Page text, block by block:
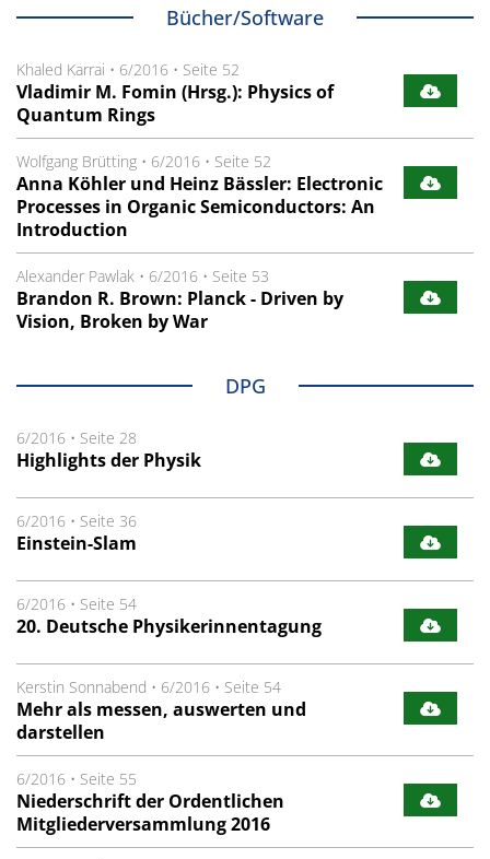
Bücher/Software
Khaled Karrai • 6/2016 • Seite 52
Vladimir M. Fomin (Hrsg.): Physics of
Quantum Rings
Wolfgang Brütting • 6/2016 • Seite 52
Anna Köhler und Heinz Bässler: Electronic
Processes in Organic Semiconductors: An
Introduction
Alexander Pawlak • 6/2016 • Seite 53
Brandon R. Brown: Planck - Driven by
Vision, Broken by War
DPG
6/2016 • Seite 28
Highlights der Physik
6/2016 • Seite 36
Einstein-Slam
6/2016 • Seite 54
20. Deutsche Physikerinnentagung
Kerstin Sonnabend • 6/2016 • Seite 54
Mehr als messen, auswerten und
darstellen
6/2016 • Seite 55
Niederschrift der Ordentlichen
Mitgliederversammlung 2016